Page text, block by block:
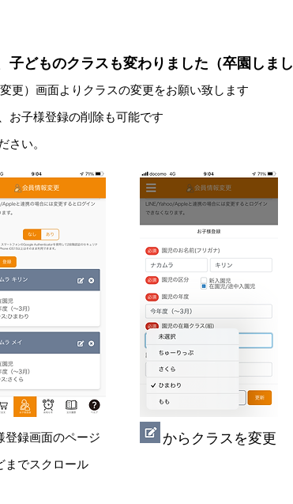
子どものクラスも変わりました（卒園しまし
更）画面よりクラスの変更をお願い致します
お子様登録の削除も可能です
さい。
登録画面のページ
までスクロール
​からクラスを変更